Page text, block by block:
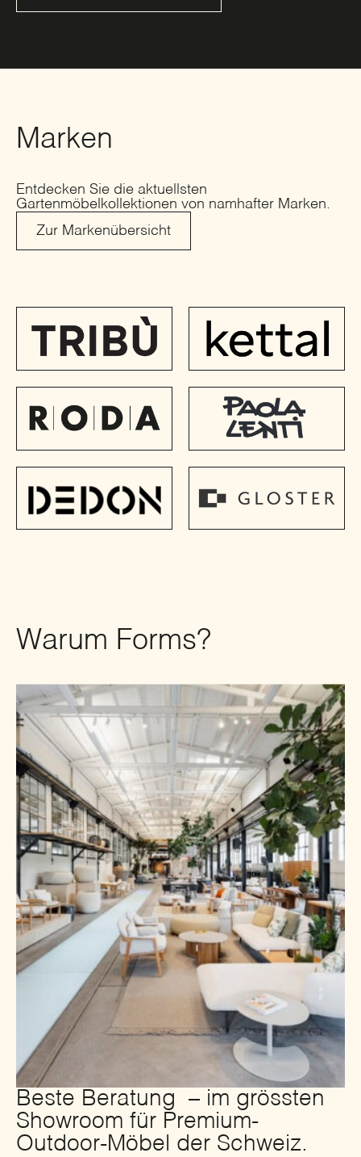
Marken
Entdecken Sie die aktuellsten
Gartenmöbelkollektionen von namhafter Marken.
Zur Markenübersicht
Warum Forms?
Beste Beratung – im grössten
Showroom für Premium-
Outdoor-Möbel der Schweiz.